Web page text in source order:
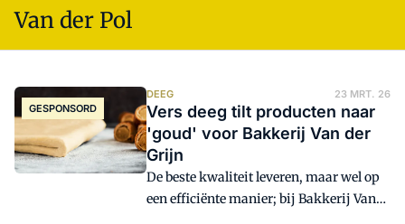
Van der Pol
GESPONSORD
DEEG 23 MRT. 26
Vers deeg tilt producten naar
'goud' voor Bakkerij Van der
Grijn
De beste kwaliteit leveren, maar wel op
een efficiënte manier; bij Bakkerij Van